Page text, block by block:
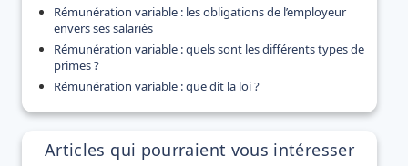
Rémunération variable : les obligations de l’employeur
envers ses salariés
Rémunération variable : quels sont les différents types de
primes ?
Rémunération variable : que dit la loi ?
Articles qui pourraient vous intéresser